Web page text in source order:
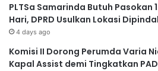
PLTSa Samarinda Butuh Pasokan
Hari, DPRD Usulkan Lokasi
4 days ago
Komisi II Dorong Perumda Varia
Kapal Assist demi Tingkatkan PAD